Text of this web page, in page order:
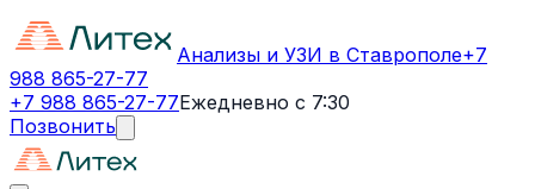
Анализы и УЗИ в Ставрополе+7
988 865-27-77
+7 988 865-27-77Ежедневно с 7:30
Позвонить